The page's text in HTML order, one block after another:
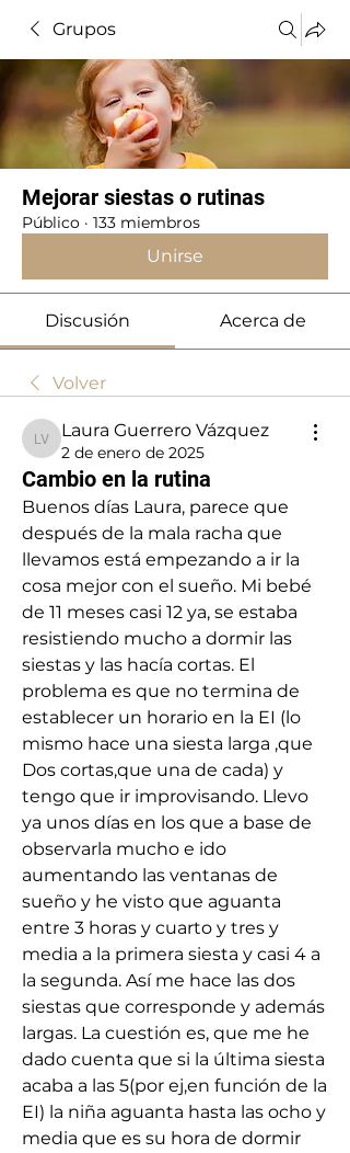
Grupos
Mejorar siestas o rutinas
Público · 133 miembros
Unirse
Discusión Acerca de
Volver
Laura Guerrero Vázquez
Laura Guerrero Vázquez
2 de enero de 2025
Cambio en la rutina
Buenos días Laura, parece que
después de la mala racha que
llevamos está empezando a ir la
cosa mejor con el sueño. Mi bebé
de 11 meses casi 12 ya, se estaba
resistiendo mucho a dormir las
siestas y las hacía cortas. El
problema es que no termina de
establecer un horario en la EI (lo
mismo hace una siesta larga ,que
Dos cortas,que una de cada) y
tengo que ir improvisando. Llevo
ya unos días en los que a base de
observarla mucho e ido
aumentando las ventanas de
sueño y he visto que aguanta
entre 3 horas y cuarto y tres y
media a la primera siesta y casi 4 a
la segunda. Así me hace las dos
siestas que corresponde y además
largas. La cuestión es, que me he
dado cuenta que si la última siesta
acaba a las 5(por ej,en función de la
EI) la niña aguanta hasta las ocho y
media que es su hora de dormir